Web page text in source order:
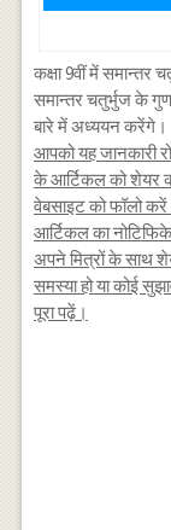
कक्षा 9वीं में
समान्तर चतुर्भुज के
बारे में अध्ययन करेंगे।
आपको यह जानकारी
के आर्टिकल को शेयर
वेबसाइट को फॉलो
आर्टिकल का
अपने मित्रों के साथ
समस्या हो या कोई
पूरा पढ़ें।